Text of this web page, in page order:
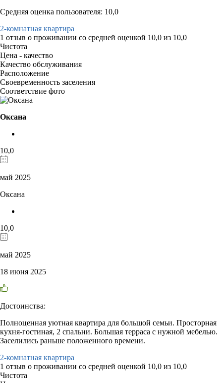
Средняя оценка пользователя: 10,0
2-комнатная квартира
1 отзыв о проживании со средней оценкой 10,0 из 10,0
Чистота
Цена - качество
Качество обслуживания
Расположение
Своевременность заселения
Соответствие фото
Оксана
10,0
май 2025
Оксана
10,0
май 2025
18 июня 2025
Достоинства:
Полноценная уютная квартира для большой семьи. Просторная
кухня-гостиная, 2 спальни. Большая терраса с нужной мебелью.
Заселились раньше положенного времени.
2-комнатная квартира
1 отзыв о проживании со средней оценкой 10,0 из 10,0
Чистота